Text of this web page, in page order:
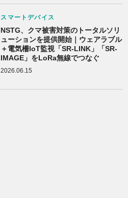
スマートデバイス
NSTG、クマ被害対策のトータルソリ
ューションを提供開始｜ウェアラブル
＋電気柵IoT監視「SR-LINK」「SR-
IMAGE」をLoRa無線でつなぐ
2026.06.15